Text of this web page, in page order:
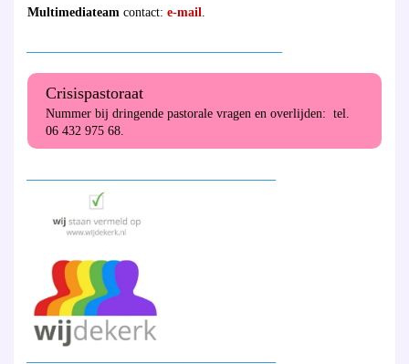
Multimediateam contact: e-mail
Crisispastoraat
Nummer bij dringende pastorale vragen en overlijden: tel.
06 432 975 68.